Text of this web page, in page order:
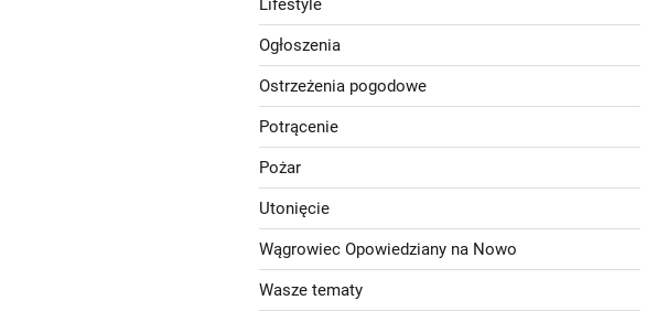
Lifestyle
Ogłoszenia
Ostrzeżenia pogodowe
Potrącenie
Pożar
Utonięcie
Wągrowiec Opowiedziany na Nowo
Wasze tematy